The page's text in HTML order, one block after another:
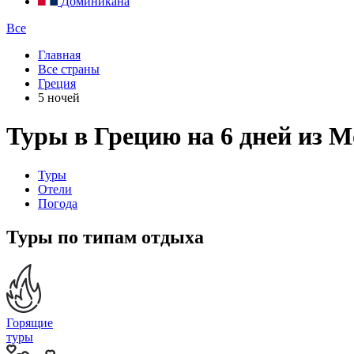
Все
Главная
Все страны
Греция
5 ночей
Туры в Грецию на 6 дней из
Туры
Отели
Погода
Туры по типам отдыха
Горящие
туры